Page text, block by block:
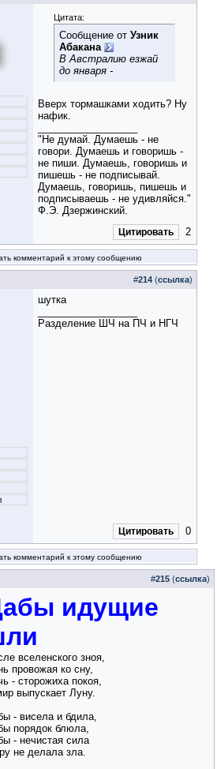
Цитата:
Сообщение от Узник
Абакана
В Австралию езжай
до января -
Вверх тормашками ходить? Ну
нафик.
"Не думай. Думаешь - не
говори. Думаешь и говоришь -
не пиши. Думаешь, говоришь и
пишешь - не подписывай.
Думаешь, говоришь, пишешь и
подписываешь - не удивляйся."
Ф.Э. Дзержинский.
Цитировать 2
комментарий к этому сообщению
#214 (ссылка)
шутка
Разделение ШЧ на ПЧ и НГЧ
Цитировать 0
комментарий к этому сообщению
#215 (ссылка)
идущие
вселенского зноя,
провожая ко сну,
- сторожиха покоя,
выпускает Луну.
- висела и бдила,
порядок блюла,
- нечистая сила
не делала зла.